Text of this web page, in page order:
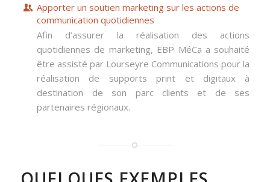
Apporter un soutien marketing sur les actions de
communication quotidiennes
Afin d’assurer la réalisation des actions
quotidiennes de marketing, EBP MéCa a souhaité
être assisté par Lourseyre Communications pour la
réalisation de supports print et digitaux à
destination de son parc clients et de ses
partenaires régionaux.